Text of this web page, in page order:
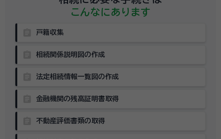
こんなにあります
戸籍収集
相続関係説明図の作成
法定相続情報一覧図の作成
金融機関の残高証明書取得
不動産評価書類の取得